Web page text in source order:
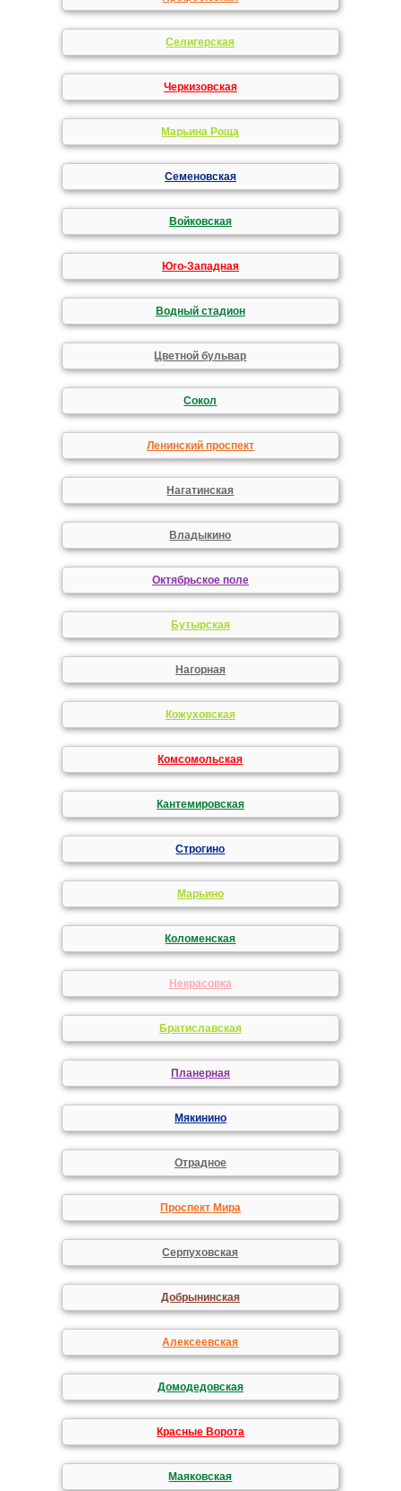
Селигерская
Черкизовская
Марьина Роща
Семеновская
Войковская
Юго-Западная
Водный стадион
Цветной бульвар
Сокол
Ленинский проспект
Нагатинская
Владыкино
Октябрьское поле
Бутырская
Нагорная
Кожуховская
Комсомольская
Кантемировская
Строгино
Марьино
Коломенская
Некрасовка
Братиславская
Планерная
Мякинино
Отрадное
Проспект Мира
Серпуховская
Добрынинская
Алексеевская
Домодедовская
Красные Ворота
Маяковская